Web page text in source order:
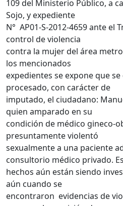
109 del Ministerio Público, a
Sojo, y expediente
N° AP01-S-2012-4659 ante el
control de violencia
contra la mujer del área
los mencionados
expedientes se expone que
procesado, con carácter de
imputado, el ciudadano:
quien amparado en su
condición de médico gineco-
presuntamente violentó
sexualmente a una paciente
consultorio médico privado.
hechos aún están siendo
aún cuando se
encontraron evidencias de